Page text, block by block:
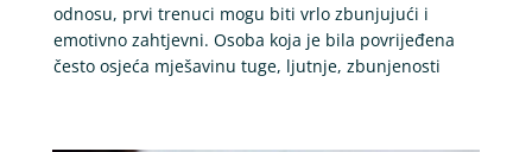
odnosu, prvi trenuci mogu biti vrlo zbunjujući i
emotivno zahtjevni. Osoba koja je bila povrijeđena
često osjeća mješavinu tuge, ljutnje, zbunjenosti